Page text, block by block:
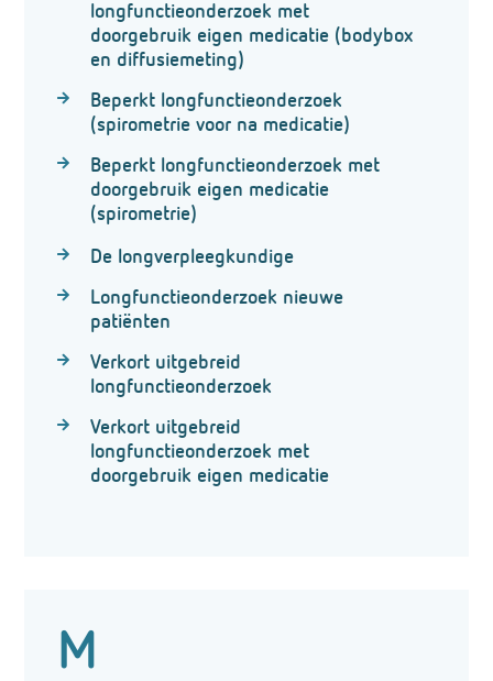
longfunctieonderzoek met
doorgebruik eigen medicatie (bodybox
en diffusiemeting)
Beperkt longfunctieonderzoek
(spirometrie voor na medicatie)
Beperkt longfunctieonderzoek met
doorgebruik eigen medicatie
(spirometrie)
De longverpleegkundige
Longfunctieonderzoek nieuwe
patiënten
Verkort uitgebreid
longfunctieonderzoek
Verkort uitgebreid
longfunctieonderzoek met
doorgebruik eigen medicatie
M